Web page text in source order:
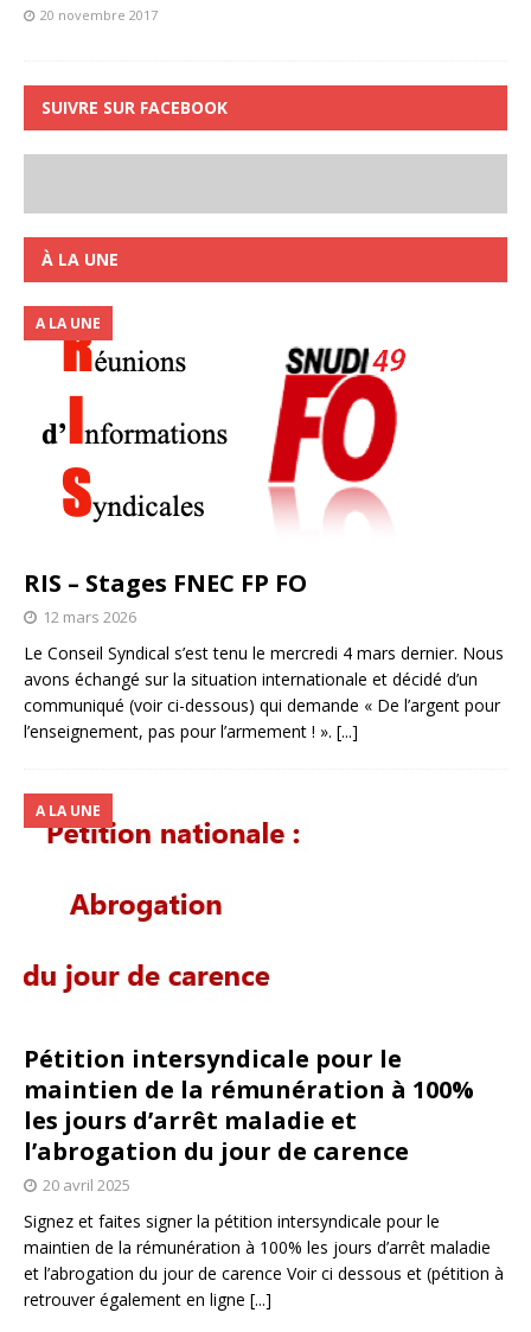
20 novembre 2017
SUIVRE SUR FACEBOOK
À LA UNE
RIS – Stages FNEC FP FO
A LA UNE
12 mars 2026
Le Conseil Syndical s’est tenu le mercredi 4 mars dernier. Nous
avons échangé sur la situation internationale et décidé d’un
communiqué (voir ci-dessous) qui demande « De l’argent pour
l’enseignement, pas pour l’armement ! ». [...]
Pétition intersyndicale pour le
maintien de la rémunération à 100%
les jours d’arrêt maladie et
l’abrogation du jour de carence
A LA UNE
20 avril 2025
Signez et faites signer la pétition intersyndicale pour le
maintien de la rémunération à 100% les jours d’arrêt maladie
et l’abrogation du jour de carence Voir ci dessous et (pétition à
retrouver également en ligne [...]